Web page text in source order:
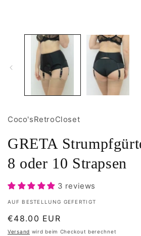
Coco'sRetroCloset
GRETA
8 oder 10 Strapsen
3 reviews
AUF BESTELLUNG GEFERTIGT
Normaler
Preis
€48.00 EUR
Versand wird beim Checkout berechnet